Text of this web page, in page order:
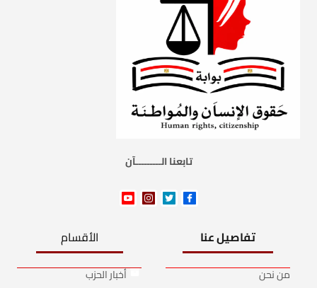
تابعنا الـــــــــآن
تفاصيل عنا
من نحن
الأقسام
أخبار الحزب